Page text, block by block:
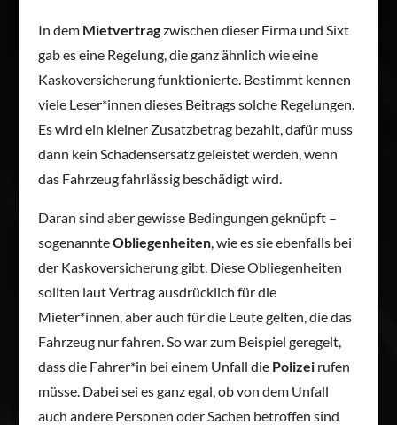
In dem Mietvertragzwischen dieser Firma und Sixt
gab es eine Regelung, die ganz ähnlich wie eine
Kaskoversicherung funktionierte. Bestimmt kennen
viele Leser*innen dieses Beitrags solche Regelungen.
Es wird ein kleiner Zusatzbetrag bezahlt, dafür muss
dann kein Schadensersatz geleistet werden, wenn
das Fahrzeug fahrlässig beschädigt wird.
Daran sind aber gewisse Bedingungen geknüpft –
sogenannteObliegenheiten, wie es sie ebenfalls bei
der Kaskoversicherung gibt. Diese Obliegenheiten
sollten laut Vertrag ausdrücklich für die
Mieter*innen, aber auch für die Leute gelten, die das
Fahrzeug nur fahren. So war zum Beispiel geregelt,
dass die Fahrer*in bei einem Unfall die Polizeirufen
müsse. Dabei sei es ganz egal, ob von dem Unfall
auch andere Personen oder Sachen betroffen sind